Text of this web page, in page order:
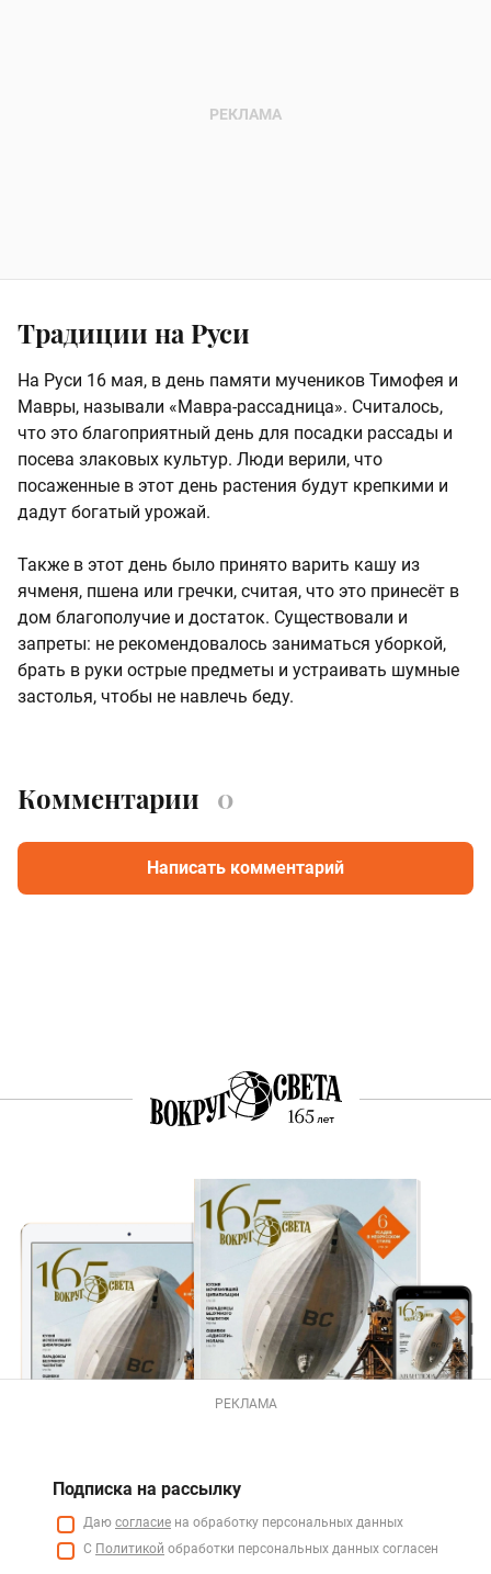
Традиции на Руси
На Руси 16 мая, в день памяти мучеников Тимофея и
Мавры, называли «Мавра-рассадница». Считалось,
что это благоприятный день для посадки рассады и
посева злаковых культур. Люди верили, что
посаженные в этот день растения будут крепкими и
дадут богатый урожай.
Также в этот день было принято варить кашу из
ячменя, пшена или гречки, считая, что это принесёт в
дом благополучие и достаток. Существовали и
запреты: не рекомендовалось заниматься уборкой,
брать в руки острые предметы и устраивать шумные
застолья, чтобы не навлечь беду.
Комментарии 0
Написать комментарий
РЕКЛАМА
Подписка на рассылку
Даю согласие на обработку персональных данных
С Политикой обработки персональных данных согласен